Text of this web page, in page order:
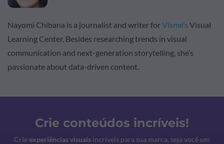
Nayomi Chibana is a journalist and writer forVisme’s Visual
Learning Center. Besides researching trends in visual
communication and next-generation storytelling, she’s
passionate about data-driven content.
Crie conteúdos incríveis!
Crieexperiências visuais incríveis para sua marca, seja você um